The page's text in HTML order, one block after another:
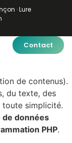
· Lure
Contact
de contenus).
du texte, des
toute simplicité.
de données
PHP.